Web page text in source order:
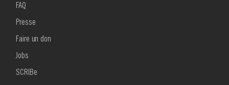
FAQ
Presse
Faire un don
Jobs
SCRIBe